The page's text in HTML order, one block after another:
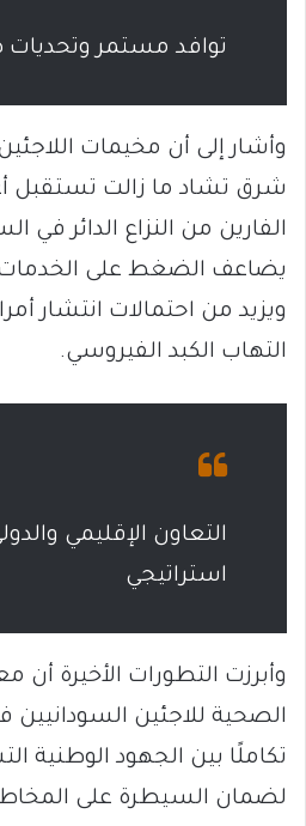
توافد مستمر
وأشار إلى أن مخيمات
شرق تشاد ما زالت تستقبل
الفارين من النزاع الدائر في
يضاعف الضغط على الخدمات
ويزيد من احتمالات انتشار
التهاب الكبد الفيروسي.
التعاون الإقليمي
استراتيجي
وأبرزت التطورات الأخيرة أن
الصحية للاجئين
تكاملًا بين الجهود الوطنية
لضمان السيطرة على